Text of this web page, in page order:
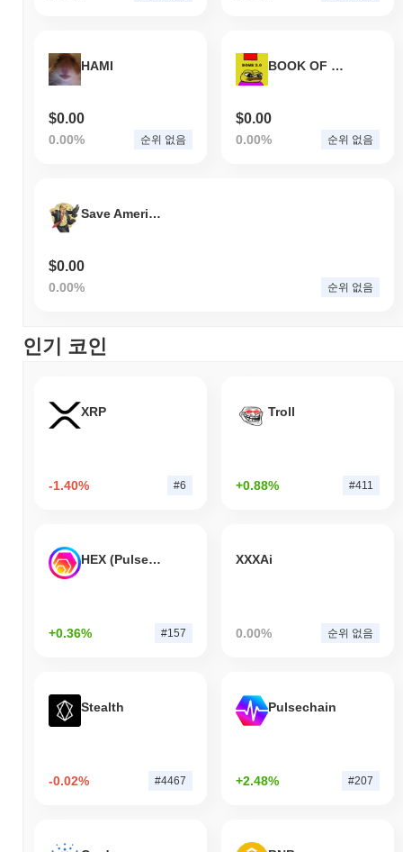
HAMI
$0.00
0.00% 순위 없음
BOOK OF MEME 2.0
$0.00
0.00% 순위 없음
Save America
$0.00
0.00% 순위 없음
인기 코인
XRP
-1.40% #6
Troll
+0.88% #411
HEX (Pulsechain)
+0.36% #157
XXXAi
0.00% 순위 없음
Stealth
-0.02% #4467
Pulsechain
+2.48% #207